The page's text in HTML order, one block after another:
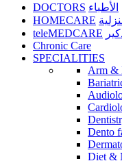
DOCTORS الأطباء
HOMECARE
teleMEDCARE
Chronic Care
SPECIALITIES
Arm &
Dento
Diet &